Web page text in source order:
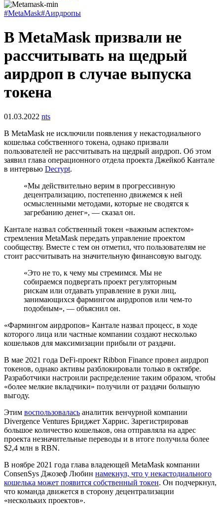
#MetaMask#Аирдропы
В MetaMask призвали не
рассчитывать на щедрый
аирдроп в случае выпуска
токена
01.03.2022 nts
В MetaMask не исключили появления у некастодиального
кошелька собственного токена, однако призвали
пользователей не рассчитывать на щедрый аирдроп. Об этом
заявил глава операционного отдела проекта Джейкоб Кантале
в интервью Decrypt.
«Мы действительно верим в прогрессивную
децентрализацию, постепенно движемся к ней
осмысленными методами, которые не сводятся к
загребанию денег», — сказал он.
Кантале назвал собственный токен «важным аспектом»
стремления MetaMask передать управление проектом
сообществу. Вместе с тем он отметил, что пользователям не
стоит рассчитывать на значительную финансовую выгоду.
«Это не то, к чему мы стремимся. Мы не
собираемся подвергать проект регуляторным
рискам или отдавать управление в руки лиц,
занимающихся фармингом аирдропов или чем-то
подобным», — объяснил он.
«Фармингом аирдропов» Кантале назвал процесс, в ходе
которого лица или частные компании создают несколько
кошельков для максимизации прибыли от раздачи.
В мае 2021 года DeFi-проект Ribbon Finance провел аирдроп
токенов, однако активы разблокировали только в октябре.
Разработчики настроили распределение таким образом, чтобы
«более мелкие вкладчики» получили от раздачи большую
выгоду.
Этим воспользовалась аналитик венчурной компании
Divergence Ventures Бриджет Харрис. Зарегистрировав
большое количество кошельков, она отправляла на адрес
проекта незначительные переводы и в итоге получила более
$2,4 млн в RBN.
В ноябре 2021 года глава владеющей MetaMask компании
ConsenSys Джозеф Любин намекнул, что у некастодиального
кошелька может появится собственный токен. Он подчеркнул,
что команда движется в сторону децентрализации
«нескольких проектов».